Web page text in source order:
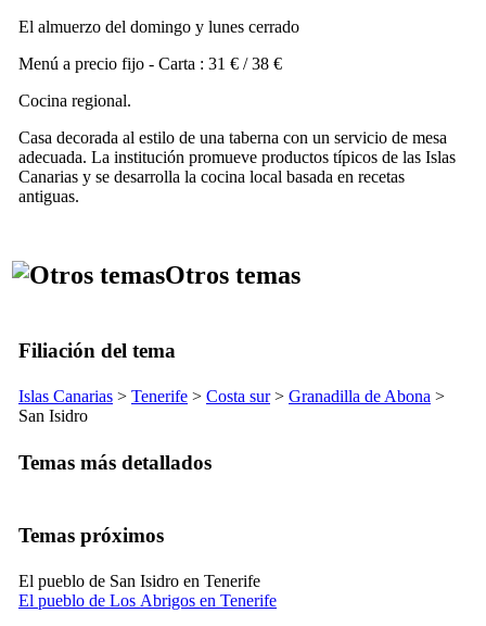
El almuerzo del domingo y lunes cerrado
Menú a precio fijo - Carta : 31 € / 38 €
Cocina regional.
Casa decorada al estilo de una taberna con un servicio de mesa
adecuada. La institución promueve productos típicos de las Islas
Canarias y se desarrolla la cocina local basada en recetas
antiguas.
Otros temas
Filiación del tema
Islas Canarias > Tenerife > Costa sur> Granadilla de Abona >
San Isidro
Temas más detallados
Temas próximos
El pueblo de San Isidro en Tenerife
El pueblo de Los Abrigos en Tenerife